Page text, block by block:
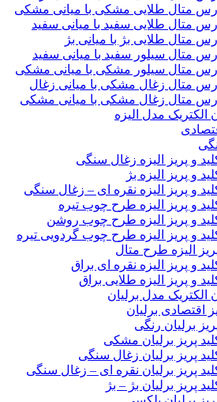
ارس متال طلایی مشکی با میانی مشکی
ارس متال طلایی سفید با میانی سفید
ارس متال طلایی بژ با میانی بژ
ارس متال سیلور سفید با میانی سفید
ارس متال سیلور مشکی با میانی مشکی
ارس متال زغال مشکی با میانی زغال
ارس متال زغال مشکی با میانی مشکی
الکتریک مدل الیزه
و پریز الیزه زغال سنگی
و پریز الیزه بژ
و پریز الیزه نقره ای – زغال سنگی
و پریز الیزه طرح چوب تیره
و پریز الیزه طرح چوب روشن
و پریز الیزه طرح چوب گردویی تیره
الیزه طرح متال
و پریز الیزه نقره ای براق
و پریز الیزه طلایی براق
الکتریک مدل برلیان
اقتصادی برلیان
برلیان رنگی
پریز برلیان مشکی
پریز برلیان زغال سنگی
پریز برلیان نقره ای – زغال سنگی
پریز برلیان بژ – بژ